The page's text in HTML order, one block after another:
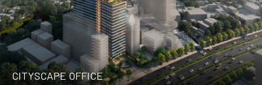
DỰ ÁN AQUA ZENITH TOWERS
CITYSCAPE OFFICE